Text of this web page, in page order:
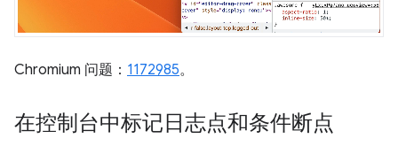
Chromium 问题： 1172985。
在控制台中标记日志点和条件断点